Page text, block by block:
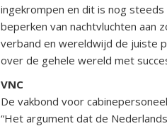
ingekrompen en dit is nog
beperken van nachtvluchten aan
verband en wereldwijd de juiste
over de gehele wereld met
VNC
De vakbond voor
“Het argument dat de